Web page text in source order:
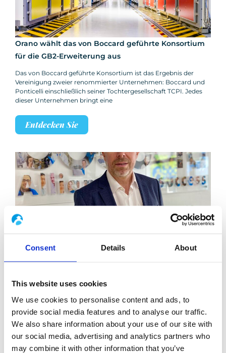
Consent Details About
This website uses cookies
We use cookies to personalise content and ads, to
provide social media features and to analyse our traffic.
We also share information about your use of our site with
our social media, advertising and analytics partners who
may combine it with other information that you’ve
Orano wählt das von Boccard geführte Konsortium
für die GB2-Erweiterung aus
Das von Boccard geführte Konsortium ist das Ergebnis der
Vereinigung zweier renommierter Unternehmen: Boccard und
Ponticelli einschließlich seiner Tochtergesellschaft TCPI. Jedes
dieser Unternehmen bringt eine
Entdecken Sie
Siwertz in seinem Exekutivkomitee. Boccard verstärkt seine
Umfang und entwickelt
Entdecken Sie